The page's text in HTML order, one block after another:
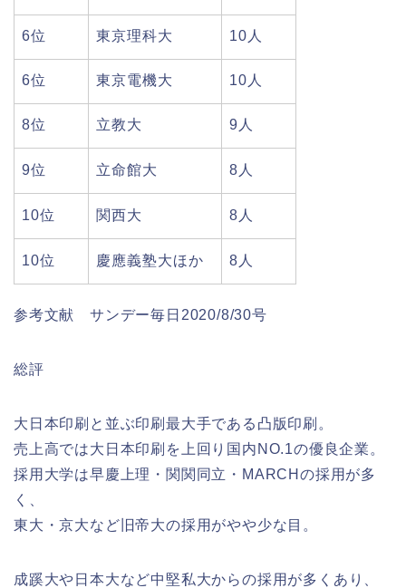
6位 東京理科大 10人
6位 東京電機大 10人
8位 立教大 9人
9位 立命館大 8人
10位 関西大 8人
10位 慶應義塾大ほか 8人
参考文献 サンデー毎日2020/8/30号
総評
大日本印刷と並ぶ印刷最大手である凸版印刷。
売上高では大日本印刷を上回り国内NO.1の優良企業。
採用大学は早慶上理・関関同立・MARCHの採用が多
く、
東大・京大など旧帝大の採用がやや少な目。
成蹊大や日本大など中堅私大からの採用が多くあり、